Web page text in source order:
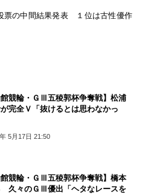
票の中間結果発表 １位は古性優作
館競輪・ＧⅢ五稜郭杯争奪戦】松浦
完全Ｖ「抜けるとは思わなかっ
5月17日 21:50
館競輪・ＧⅢ五稜郭杯争奪戦】橋本
久々のＧⅢ優出「ヘタなレースを